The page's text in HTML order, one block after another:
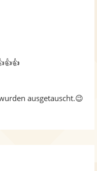
ausgetauscht.😉